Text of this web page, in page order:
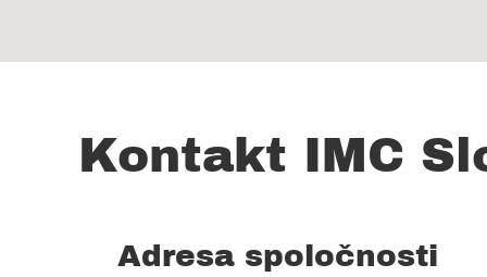
Kontakt IMC
Adresa spoločnosti